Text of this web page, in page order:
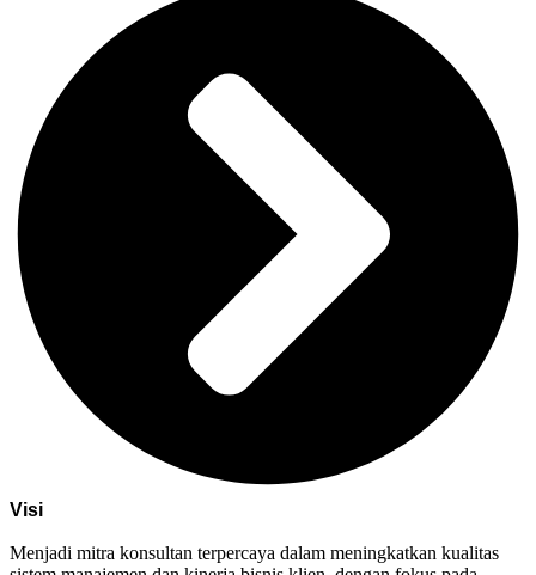
Visi
Menjadi mitra konsultan terpercaya dalam meningkatkan kualitas